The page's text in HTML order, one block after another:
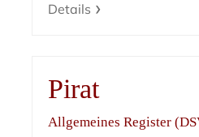
Details
Pirat
Allgemeines Register